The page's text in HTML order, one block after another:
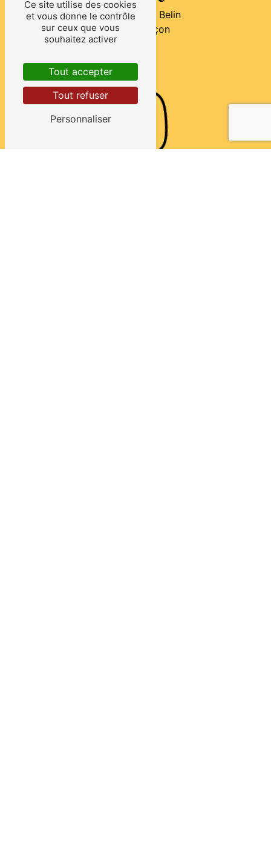
5 rue Edouard Belin
61000 Alençon
Ce site utilise des cookies
et vous donne le contrôle
sur ceux que vous
souhaitez activer
Tout accepter
Tout refuser
Personnaliser